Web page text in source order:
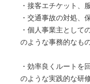
・接客エチケット、
・交通事故の対処、
・個人事業主として
のような事務的なも
・効率良くルートを
のような実践的な研